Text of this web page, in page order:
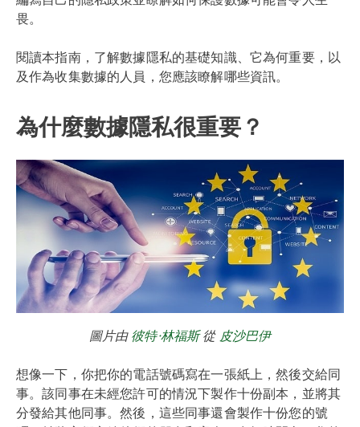
畏。
閱讀本指南，了解數據隱私的基礎知識、它為何重要，以
及作為收集數據的人員，您應該瞭解哪些資訊。
為什麼數據隱私很重要？
圖片由彼特·林福斯從 皮沙巴伊
想像一下，你把你的電話號碼寫在一張紙上，然後交給同
事。該同事在未經您許可的情況下製作十份副本，並將其
分發給其他同事。然後，這些同事還會製作十份您的號